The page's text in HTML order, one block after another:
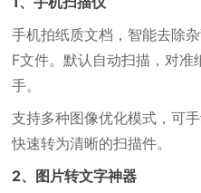
手机拍纸质文档，智能去除
F文件。默认自动扫描，对准
手。
支持多种图像优化模式，可
快速转为清晰的扫描件。
2、图片转文字神器